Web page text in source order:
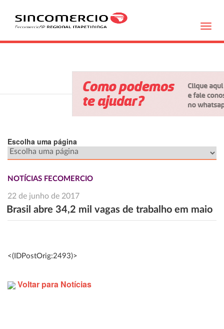
Escolha uma página
NOTÍCIAS FECOMERCIO
22 de junho de 2017
Brasil abre 34,2 mil vagas de trabalho em maio
<(IDPostOrig:2493)>
Voltar para Notícias